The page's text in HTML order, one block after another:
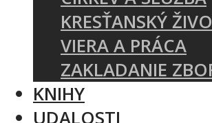
KRESŤANSKÝ
VIERA A PRÁCA
ZAKLADANIE
KNIHY
UDALOSTI